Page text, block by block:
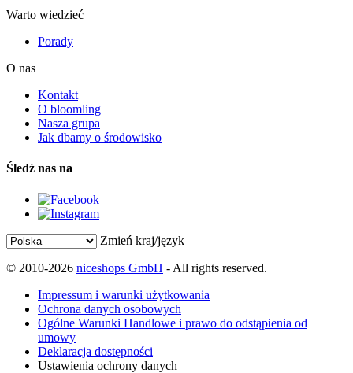
Warto wiedzieć
Porady
O nas
Kontakt
O bloomling
Nasza grupa
Jak dbamy o środowisko
Śledź nas na
Zmień kraj/język
© 2010-2026 niceshops GmbH - All rights reserved.
Impressum i warunki użytkowania
Ochrona danych osobowych
Ogólne Warunki Handlowe i prawo do odstąpienia od
umowy
Deklaracja dostępności
Ustawienia ochrony danych